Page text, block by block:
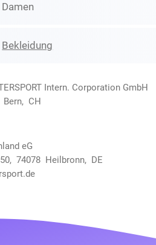
Damen
Bekleidung
Intern. Corporation GmbH
CH
eG
74078 Heilbronn, DE